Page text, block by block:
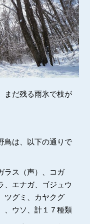
まだ残る雨氷で枝が
鳥は、以下の通りで
ラス（声）、コガ
、エナガ、ゴジュウ
ツグミ、カヤクグ
、ウソ、計１７種類